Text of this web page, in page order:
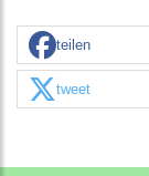
teilen
tweet